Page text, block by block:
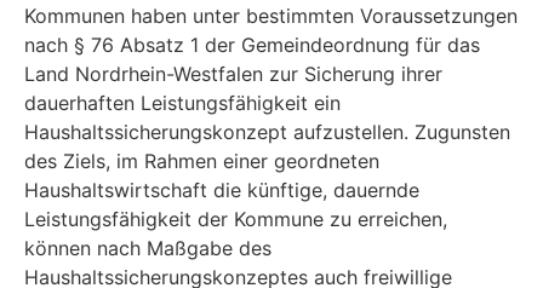
Kommunen haben unter bestimmten Voraussetzungen
nach § 76 Absatz 1 der Gemeindeord­nung für das
Land Nordrhein-Westfalen zur Sicherung ihrer
dauerhaften Leistungsfähigkeit ein
Haushaltssicherungskonzept aufzustellen. Zugunsten
des Ziels, im Rahmen einer geordneten
Haushaltswirtschaft die künftige, dauernde
Leistungsfähigkeit der Kommune zu erreichen,
können nach Maßgabe des
Haushaltssicherungskonzeptes auch freiwillige